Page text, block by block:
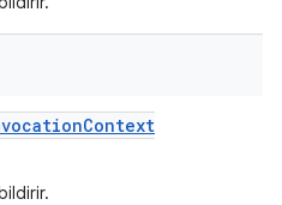
Context